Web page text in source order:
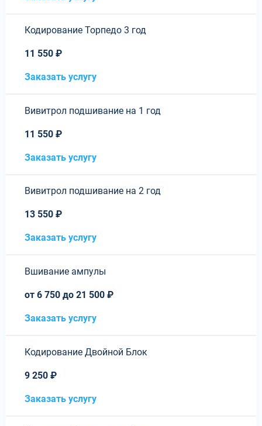
Кодирование Торпедо 3 год
11 550 ₽
Заказать услугу
Вивитрол подшивание на 1 год
11 550 ₽
Заказать услугу
Вивитрол подшивание на 2 год
13 550 ₽
Заказать услугу
Вшивание ампулы
от 6 750 до 21 500 ₽
Заказать услугу
Кодирование Двойной Блок
9 250 ₽
Заказать услугу